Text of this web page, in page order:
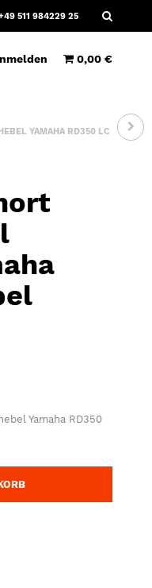
511 984229 25
0,00 €
YAMAHA RD350 LC
Yamaha RD350